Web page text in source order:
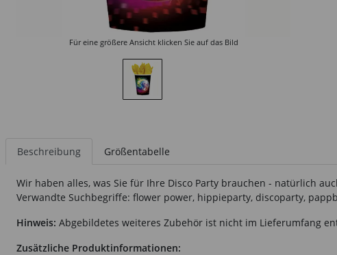
Für eine größere Ansicht klicken Sie auf das Bild
Beschreibung Größentabelle
Wir haben alles, was Sie für Ihre Disco Party brauchen - natürlich
Verwandte Suchbegriffe: flower power, hippieparty, discoparty,
Hinweis: Abgebildetes weiteres Zubehör ist nicht im Lieferumfang
Zusätzliche Produktinformationen: